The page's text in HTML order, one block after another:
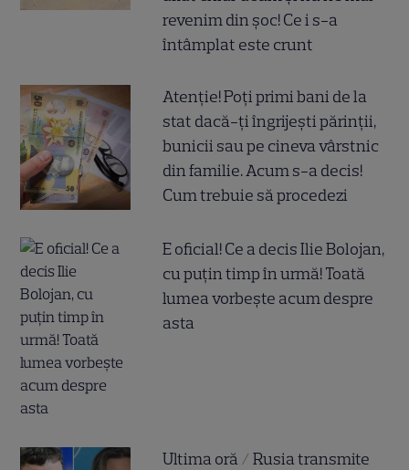
revenim din șoc! Ce i s-a
întâmplat este crunt
Atenție! Poți primi bani de la
stat dacă-ți îngrijești părinții,
bunicii sau pe cineva vârstnic
din familie. Acum s-a decis!
Cum trebuie să procedezi
E oficial! Ce a decis Ilie Bolojan,
cu puțin timp în urmă! Toată
lumea vorbește acum despre
asta
Ultima oră / Rusia transmite